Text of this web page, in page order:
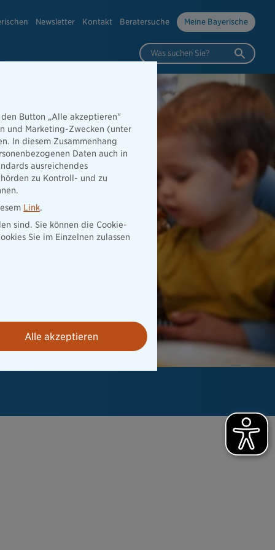
Newsletter Kontakt Beratersuche Meine Bayerische
Was suchen Sie?
Button „Alle akzeptieren"
und Marketing-Zwecken (unter
In diesem Zusammenhang
Daten auch in
ausreichendes
zu Kontroll- und zu
Link.
sind. Sie können die Cookie-
Sie im Einzelnen zulassen
Alle akzeptieren